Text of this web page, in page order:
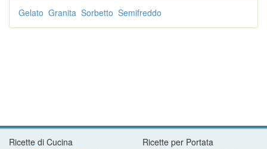
Gelato Granita Sorbetto Semifreddo
Ricette di Cucina
Ricette per Portata